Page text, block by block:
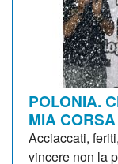
POLONIA.
MIA
Acciaccati,
vincere non la